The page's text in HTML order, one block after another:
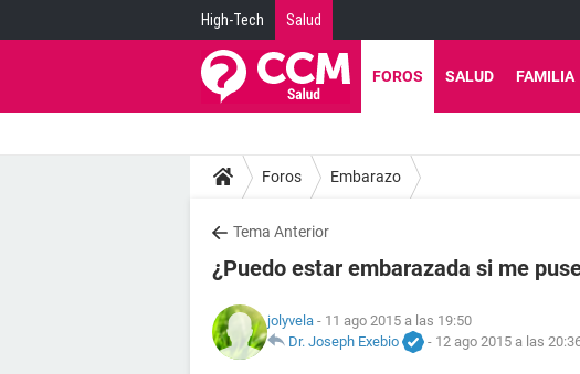
High-Tech Salud
FOROS SALUD FAMILIA
Foros Embarazo
Tema Anterior
¿Puedo estar embarazada si me
jolyvela - 11 ago 2015 a las 19:50
Dr. Joseph Exebio
- 12 ago 2015 a las